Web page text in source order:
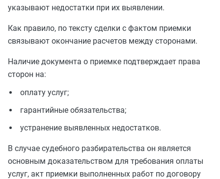
указывают недостатки при их выявлении.
Как правило, по тексту сделки с фактом приемки
связывают окончание расчетов между сторонами.
Наличие документа о приемке подтверждает права
сторон на:
оплату услуг;
гарантийные обязательства;
устранение выявленных недостатков.
В случае судебного разбирательства он является
основным доказательством для требования оплаты
услуг, акт приемки выполненных работ по договору